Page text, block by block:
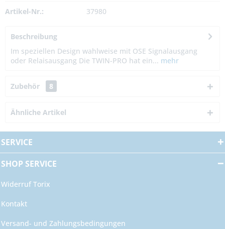
Artikel-Nr.: 37980
Beschreibung
Im speziellen Design wahlweise mit OSE Signalausgang
oder Relaisausgang Die TWIN-PRO hat ein... mehr
Zubehör 8
Ähnliche Artikel
SERVICE
SHOP SERVICE
Widerruf Torix
Kontakt
Versand- und Zahlungsbedingungen